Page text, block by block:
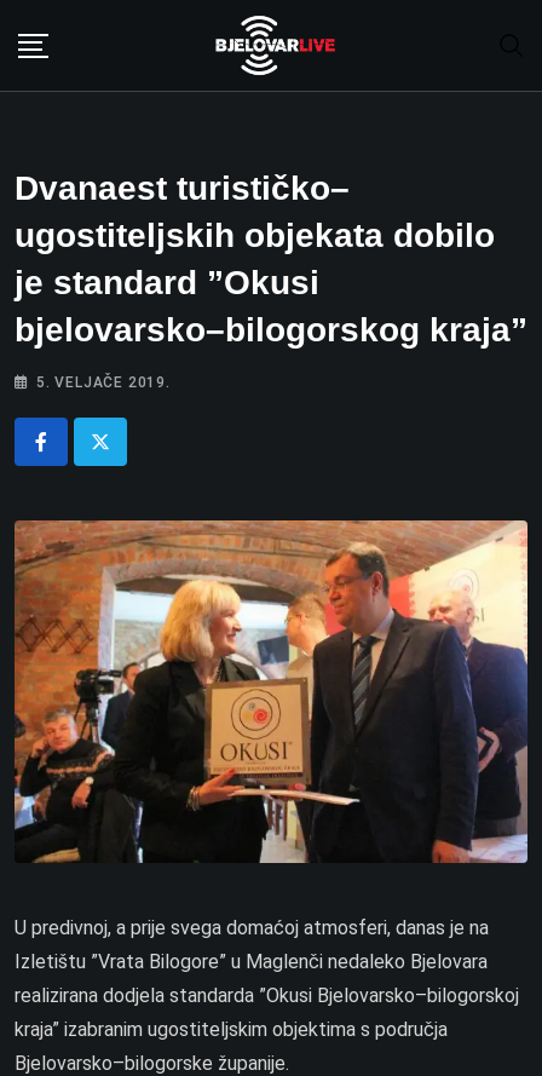
Dvanaest turističko–
ugostiteljskih objekata dobilo
je standard ”Okusi
bjelovarsko–bilogorskog kraja”
5. VELJAČE 2019.
U predivnoj, a prije svega domaćoj atmosferi, danas je na
Izletištu ”Vrata Bilogore” u Maglenči nedaleko Bjelovara
realizirana dodjela standarda ”Okusi Bjelovarsko–bilogorskoj
kraja” izabranim ugostiteljskim objektima s područja
Bjelovarsko–bilogorske županije.